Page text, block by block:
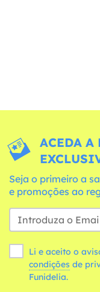
ACEDA A
Seja o primeiro a
e promoções ao
Li e aceito o
condições
Funidelia.